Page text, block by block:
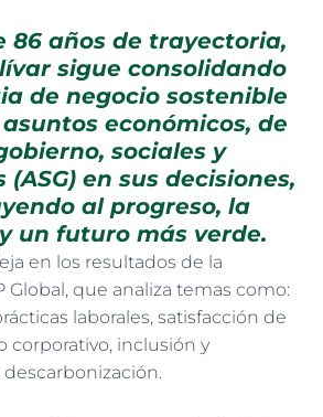
86 años de trayectoria,
sigue consolidando
de negocio sostenible
económicos, de
sociales y
en sus decisiones,
al progreso, la
un futuro más verde.
en los resultados de la
Global, que analiza temas como:
laborales, satisfacción de
corporativo, inclusión y